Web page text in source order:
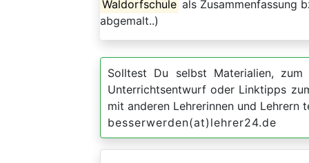
Waldorfschule als Zusammenfassung
abgemalt..)
Solltest Du selbst Materialien,
Unterrichtsentwurf oder Linktipps
mit anderen Lehrerinnen und Lehrern
besserwerden(at)lehrer24.de